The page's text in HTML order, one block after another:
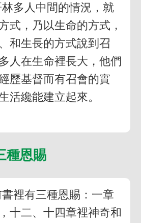
多人中間的情況，就
式，乃以生命的方式，
和生長的方式說到召
人在生命裡長大，他們
歷基督而有召會的實
活纔能建立起來。
種恩賜
裡有三種恩賜：一章
十二、十四章裡神奇和